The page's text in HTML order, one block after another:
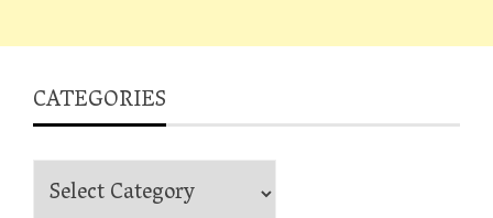
CATEGORIES
Categories